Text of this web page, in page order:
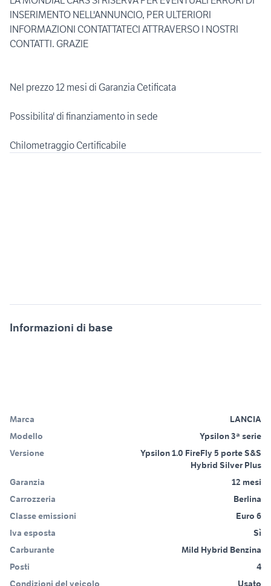
INSERIMENTO NELL'ANNUNCIO, PER ULTERIORI
INFORMAZIONI CONTATTATECI ATTRAVERSO I NOSTRI
CONTATTI. GRAZIE
Nel prezzo 12 mesi di Garanzia Cetificata
Possibilita' di finanziamento in sede
Chilometraggio Certificabile
Informazioni di base
Marca
LANCIA
Modello
Ypsilon 3ª serie
Versione
Ypsilon 1.0 FireFly 5 porte S&S
Hybrid Silver Plus
Garanzia
12 mesi
Carrozzeria
Berlina
Classe emissioni
Euro 6
Iva esposta
Sì
Carburante
Mild Hybrid Benzina
Posti
4
Condizioni del veicolo
Usato